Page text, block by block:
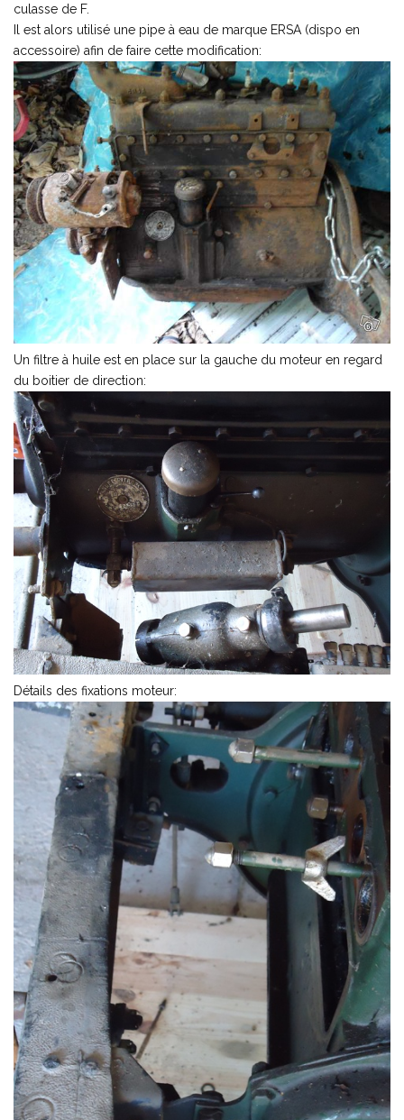
culasse de F.
Il est alors utilisé une pipe à eau de marque ERSA (dispo en
accessoire) afin de faire cette modification:
Un filtre à huile est en place sur la gauche du moteur en regard
du boitier de direction:
Détails des fixations moteur: